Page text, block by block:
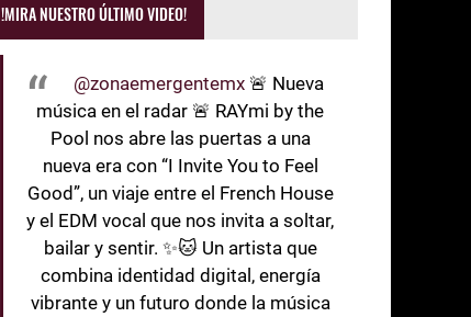
!MIRA NUESTRO ÚLTIMO VIDEO!
@zonaemergentemx 🚨 Nueva
música en el radar 🚨 RAYmi by the
Pool nos abre las puertas a una
nueva era con “I Invite You to Feel
Good”, un viaje entre el French House
y el EDM vocal que nos invita a soltar,
bailar y sentir. ✨🐱 Un artista que
combina identidad digital, energía
vibrante y un futuro donde la música